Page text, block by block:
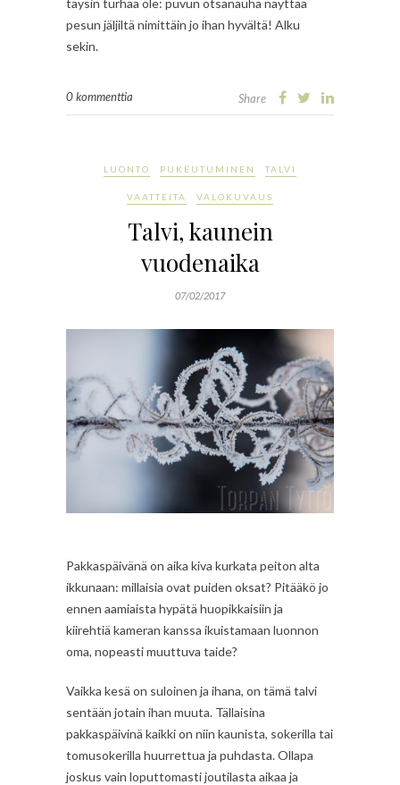
pesun jäljiltä nimittäin jo ihan hyvältä! Alku
sekin.
0 kommenttia Share
LUONTO PUKEUTUMINEN TALVI
VAATTEITA VALOKUVAUS
Talvi, kaunein
vuodenaika
07/02/2017
Pakkaspäivänä on aika kiva kurkata peiton alta
ikkunaan: millaisia ovat puiden oksat? Pitääkö jo
ennen aamiaista hypätä huopikkaisiin ja
kiirehtiä kameran kanssa ikuistamaan luonnon
oma, nopeasti muuttuva taide?
Vaikka kesä on suloinen ja ihana, on tämä talvi
sentään jotain ihan muuta. Tällaisina
pakkaspäivinä kaikki on niin kaunista, sokerilla tai
tomusokerilla huurrettua ja puhdasta. Ollapa
joskus vain loputtomasti joutilasta aikaa ja